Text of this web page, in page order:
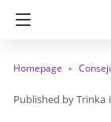
Homepage
Trinka